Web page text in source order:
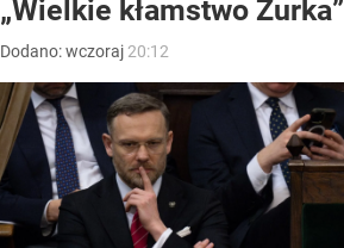
„Wielkie kłamstwo Żurka”
Dodano:wczoraj 20:12